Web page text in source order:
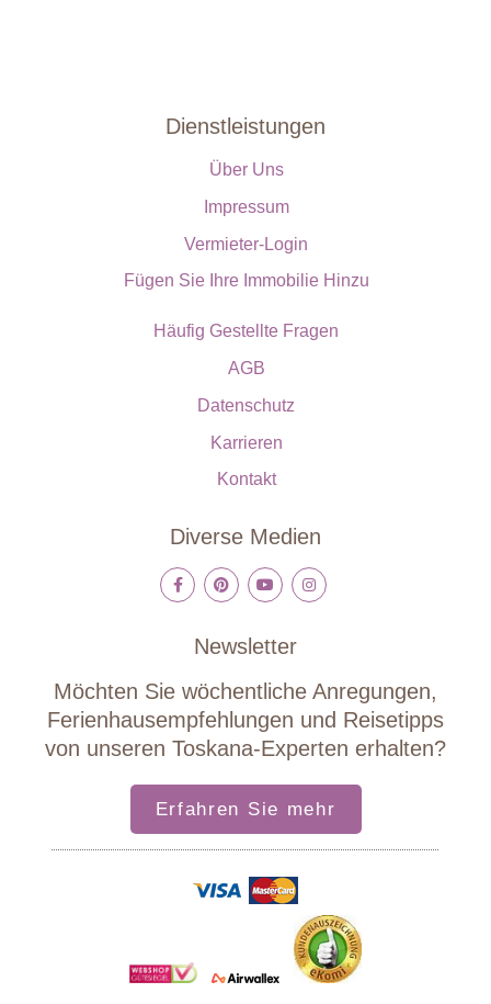
Dienstleistungen
Über Uns
Impressum
Vermieter-Login
Fügen Sie Ihre Immobilie Hinzu
Häufig Gestellte Fragen
AGB
Datenschutz
Karrieren
Kontakt
Diverse Medien
Newsletter
Möchten Sie wöchentliche Anregungen,
Ferienhausempfehlungen und Reisetipps
von unseren Toskana-Experten erhalten?
Erfahren Sie mehr